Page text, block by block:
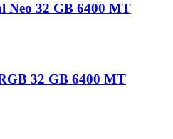
Neo 32 GB 6400 MT
32 GB 6400 MT